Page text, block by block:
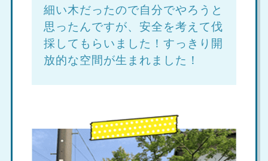
細い木だったので自分でやろうと
思ったんですが、安全を考えて伐
採してもらいました！すっきり開
放的な空間が生まれました！